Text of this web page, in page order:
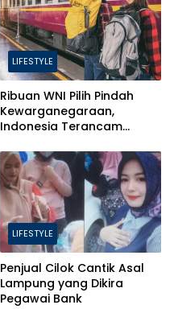
LIFESTYLE
Ribuan WNI Pilih Pindah
Kewarganegaraan,
Indonesia Terancam
LIFESTYLE
Penjual Cilok Cantik Asal
Lampung yang Dikira
Pegawai Bank